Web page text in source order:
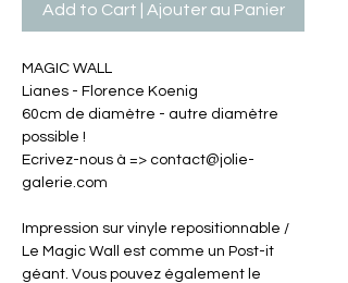
Add to Cart | Ajouter au Panier
MAGIC WALL
Lianes - Florence Koenig
60cm de diamètre - autre diamètre
possible !
Ecrivez-nous à => contact@jolie-
galerie.com
Impression sur vinyle repositionnable /
Le Magic Wall est comme un Post-it
géant. Vous pouvez également le